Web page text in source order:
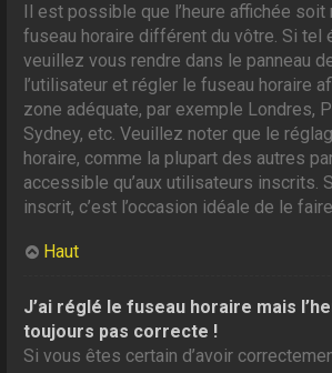
Il est possible que l’heure affichée soit
fuseau horaire différent du vôtre. Si tel
veuillez vous rendre dans le panneau
l’utilisateur et régler le fuseau horaire
zone adéquate, par exemple Londres,
Sydney, etc. Veuillez noter que le
horaire, comme la plupart des autres
accessible qu’aux utilisateurs inscrits.
inscrit, c’est l’occasion idéale de le
Haut
J’ai réglé le fuseau horaire mais
toujours pas correcte !
Si vous êtes certain d’avoir